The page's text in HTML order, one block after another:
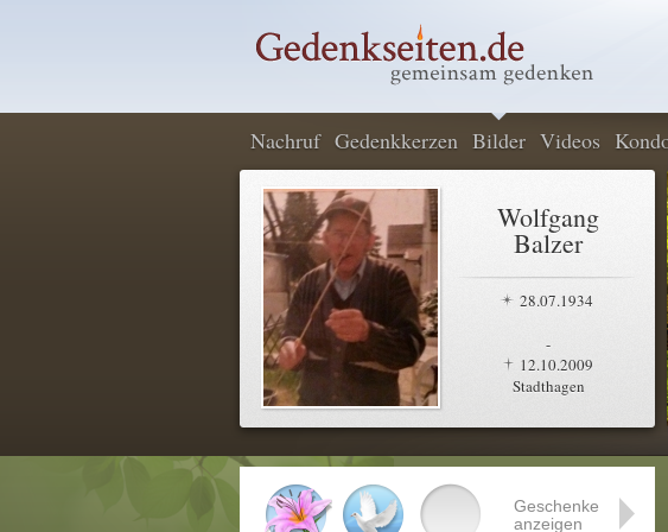
Nachruf Gedenkkerzen Bilder Videos
Wolfgang
Balzer
28.07.1934
-
12.10.2009
Stadthagen
Geschenke
anzeigen